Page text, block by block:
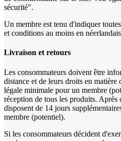
sécurité".
Un membre est tenu d'indiquer
et conditions au moins en
Livraison et retours
Les consommateurs doivent être
distance et de leurs droits en
légale minimale pour un membre
réception de tous les produits.
disposent de 14 jours
membre (potentiel).
Si les consommateurs décident